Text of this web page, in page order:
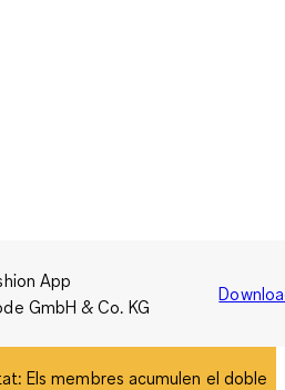
App
GmbH & Co. KG
Els membres acumulen el doble